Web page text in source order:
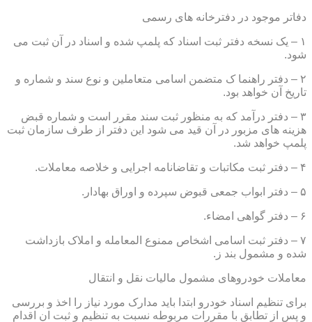
دفاتر موجود در دفترخانه های رسمی
۱ – یک نسخه دفتر ثبت اسناد که پلمپ شده و اسناد در آن ثبت می
شود.
۲ – دفتر راهنما ک متضمن اسامی متعاملین و نوع سند و شماره و
تاریخ آن خواهد بود.
۳ – دفتر درآمد که به منظور ثبت سند مقرر است و شماره قبض
هزینه های مزبور در آن قید می شود این دفتر از طرف سازمان ثبت
پلمپ خواهد شد.
۴ – دفتر ثبت مکاتبات و تقاضانامه اجرایی و خلاصه معاملات.
۵ – دفتر ابواب جمعی قبوض سپرده و اوراق بهادار.
۶ – دفتر گواهی امضاء.
۷ – دفتر ثبت اسامی اشخاص ممنوع المعامله و املاک بازداشت
شده و مشمول بند ز.
معاملات خودروهای مشمول مالیات نقل و انتقال
برای تنظیم اسناد خودرو ابتدا باید مدارک مورد نیاز را اخذ و بررسی
و پس از تطابق با مقررات مربوطه نسبت به تنظیم و ثبت ان اقدام